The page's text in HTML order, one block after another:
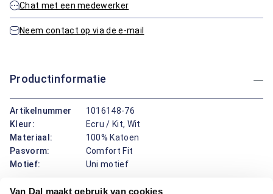
Van Dal maakt gebruik van cookies
Chat met een medewerker
Neem contact op via de e-mail
Productinformatie
Artikelnummer
1016148-76
Kleur:
Ecru / Kit, Wit
Materiaal:
100% Katoen
Pasvorm:
Comfort Fit
Motief:
Uni motief